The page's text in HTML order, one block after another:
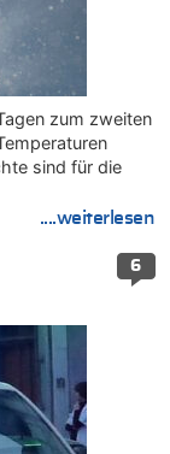
zum zweiten
sind für die
....weiterlesen
6